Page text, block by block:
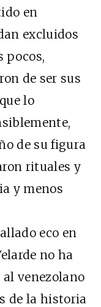
en
excluidos
pocos,
de ser sus
lo
de su figura
rituales y
y menos
eco en
no ha
venezolano
de la historia